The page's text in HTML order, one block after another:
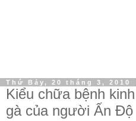
Thứ Bảy, 20 tháng 3, 2010
Kiểu chữa bệnh
gà của người Ấn Độ